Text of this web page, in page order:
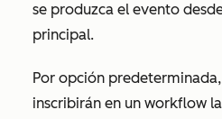
se produzca el evento
principal.
Por opción
inscribirán en un workflow